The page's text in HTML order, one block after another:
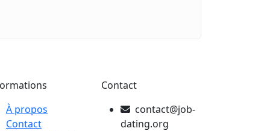
À propos
Contact
Contact
contact@job-
dating.org